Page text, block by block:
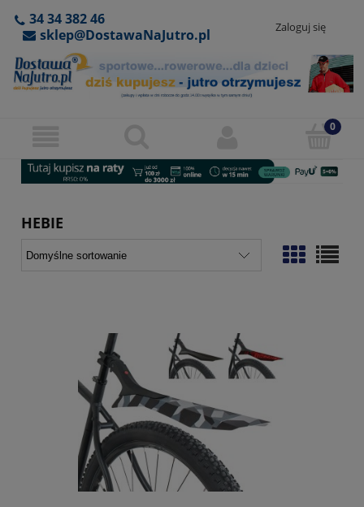
34 34 382 46
sklep@DostawaNaJutro.pl
Zaloguj się
HEBIE